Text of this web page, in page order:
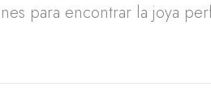
para encontrar la joya